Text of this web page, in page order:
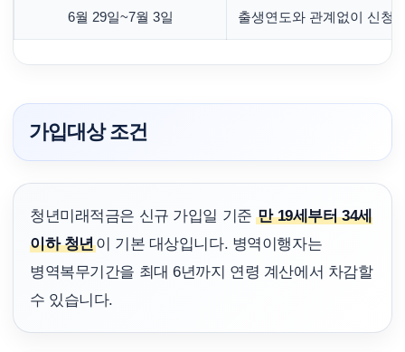
6월 29일~7월 3일 출생연도와 관계없이 신청
가입대상 조건
청년미래적금은 신규 가입일 기준만 19세부터 34세
이하 청년이 기본 대상입니다. 병역이행자는
병역복무기간을 최대 6년까지 연령 계산에서 차감할
수 있습니다.